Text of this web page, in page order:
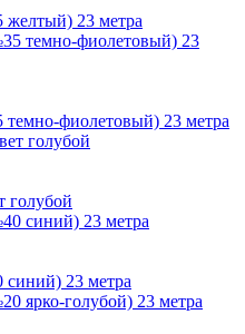
желтый) 23 метра
фиолетовый) 23 метра
голубой
синий) 23 метра